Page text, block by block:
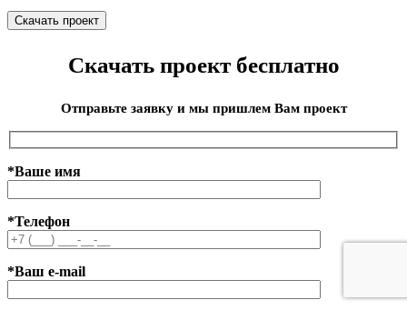
Скачать проект бесплатно
Отправьте заявку и мы пришлем Вам проект
*Ваше имя
*Телефон
*Ваш e-mail